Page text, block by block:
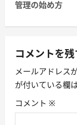
n
a
v
i
g
a
管理の始め方
コメントを残
メールアドレス
が付いている欄
コメント ※